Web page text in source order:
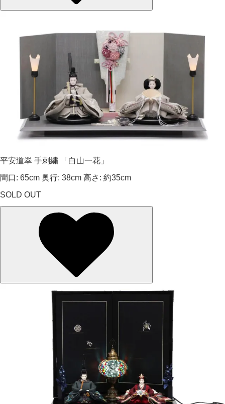
平安道翠 手刺繍 「白山一花」
間口: 65cm 奥行: 38cm 高さ: 約35cm
SOLD OUT